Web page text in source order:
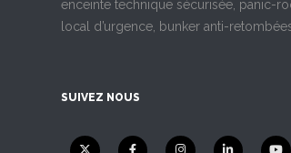
enceinte technique sécurisée, panic-
local d’urgence, bunker anti-
SUIVEZ NOUS